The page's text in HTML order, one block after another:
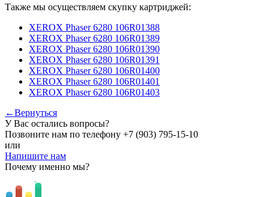
Также мы осуществляем скупку картриджей:
XEROX Phaser 6280 106R01388
XEROX Phaser 6280 106R01389
XEROX Phaser 6280 106R01390
XEROX Phaser 6280 106R01391
XEROX Phaser 6280 106R01400
XEROX Phaser 6280 106R01401
XEROX Phaser 6280 106R01403
←Вернуться
У Вас остались вопросы?
Позвоните нам по телефону +7 (903) 795-15-10
или
Напишите нам
Почему именно мы?